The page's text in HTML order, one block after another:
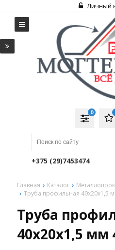
Личный
0
+375 (29)7453474
Главная Каталог
Труба профильная 40х20х1,5
Труба
40х20х1,5 мм